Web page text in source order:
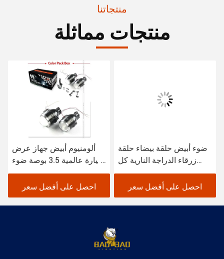
منتجاتنا
منتجات مماثلة
ألومنيوم أبيض جهاز عرض
سيارة عالمية 3.5 بوصة ضوء
الضباب مصباح LED
احصل على أفضل سعر
ضوء أبيض حلقة بيضاء حلقة
زرقاء الدراجة النارية كل
الألومنيوم ضوء الضباب
احصل على أفضل سعر